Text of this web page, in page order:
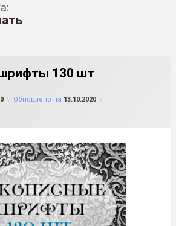
130 шт
Обновлено на 13.10.2020